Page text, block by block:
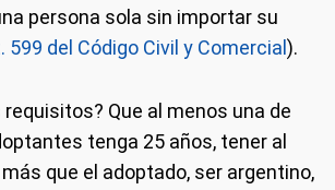
persona sola sin importar su
599 del Código Civil y Comercial ).
requisitos? Que al menos una de
tenga 25 años, tener al
que el adoptado, ser argentino,